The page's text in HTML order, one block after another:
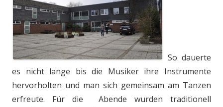
So dauerte
es nicht lange bis die Musiker ihre Instrumente
hervorholten und man sich gemeinsam am Tanzen
erfreute. Für die Abende wurden traditionell